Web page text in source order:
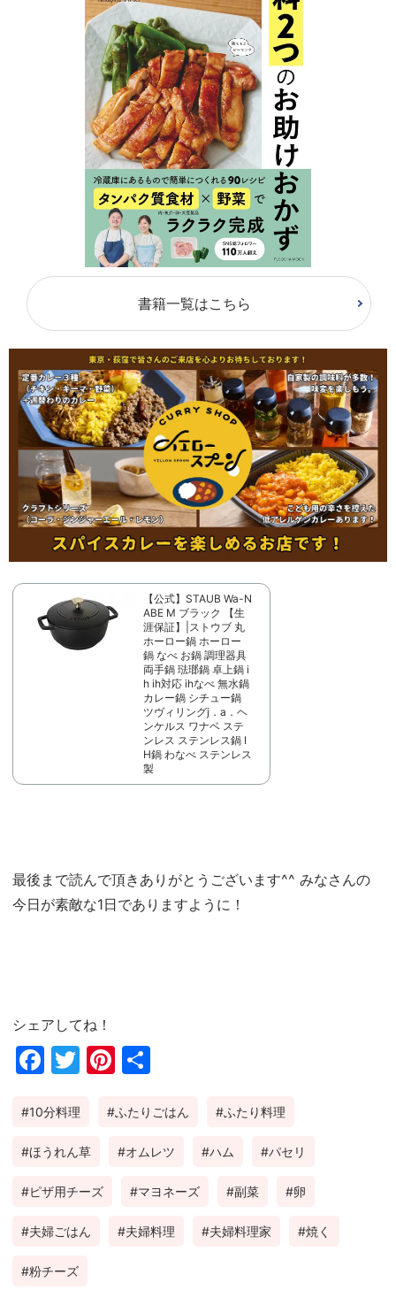
書籍一覧はこちら
【公式】STAUB Wa-N
ABE M ブラック 【生
涯保証】|ストウブ 丸
ホーロー鍋 ホーロー
鍋 なべ お鍋 調理器具
両手鍋 琺瑯鍋 卓上鍋 i
h ih対応 ihなべ 無水鍋
カレー鍋 シチュー鍋
ツヴィリングj．a．ヘ
ンケルス ワナベ ステ
ンレス ステンレス鍋 I
H鍋 わなべ ステンレス
製
最後まで読んで頂きありがとうございます^^ みなさんの
今日が素敵な1日でありますように！
シェアしてね！
Fac
ok
Twi
Pin
est
10分料理 ふたりごはん ふたり料理
ほうれん草 オムレツ ハム パセリ
ピザ用チーズ マヨネーズ 副菜 卵
夫婦ごはん 夫婦料理 夫婦料理家 焼く
粉チーズ